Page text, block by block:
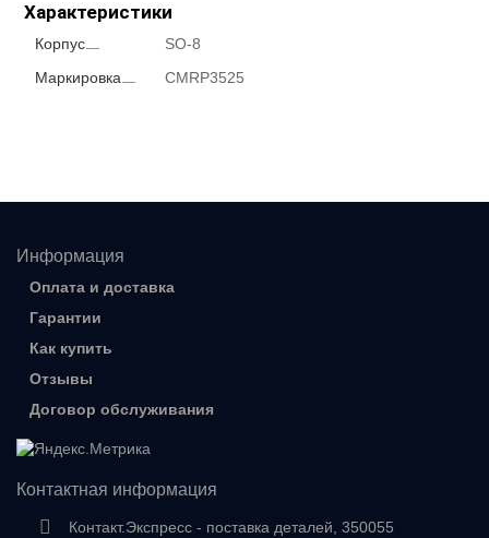
Характеристики
Корпус
SO-8
Маркировка
CMRP3525
Информация
Оплата и доставка
Гарантии
Как купить
Отзывы
Договор обслуживания
Контактная информация
Контакт.Экспресс - поставка деталей, 350055